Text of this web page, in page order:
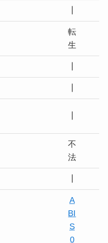
転
生
不
法
A
BI
S
0